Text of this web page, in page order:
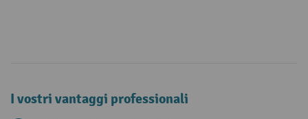
I vostri vantaggi professionali